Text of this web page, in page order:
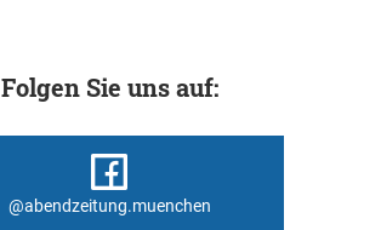
Folgen Sie uns auf:
@abendzeitung.muenchen